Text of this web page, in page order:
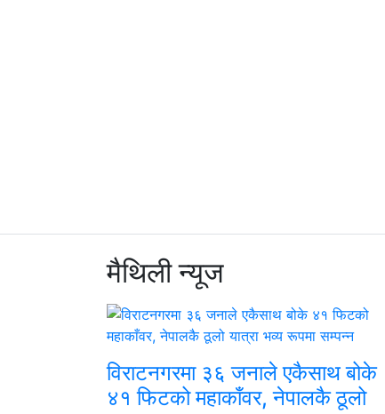
मैथिलीन्यूज
विराटनगरमा ३६ जनाले एकैसाथ बोके
४१ फिटको महाकाँवर, नेपालकै ठूलो